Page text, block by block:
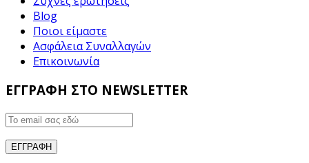
Blog
Ποιοι είμαστε
Ασφάλεια Συναλλαγών
Επικοινωνία
ΕΓΓΡΑΦΗ ΣΤΟ NEWSLETTER